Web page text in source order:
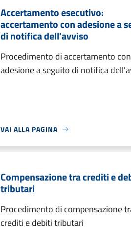
Accertamento esecutivo:
accertamento con adesione a
di notifica dell'avviso
Procedimento di accertamento con
adesione a seguito di notifica
VAI ALLA PAGINA
Compensazione tra crediti e
tributari
Procedimento di compensazione
crediti e debiti tributari